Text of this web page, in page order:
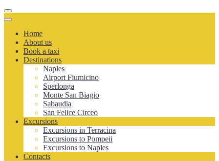
Toggle
navigation
Toggle
navigationHome
About us
Book a taxi
Destinations
Naples
Airport Fiumicino
Sperlonga
Monte San Biagio
Sabaudia
San Felice Circeo
Excursions
Excursions in Terracina
Excursions to Pompeii
Excursions to Naples
Contacts